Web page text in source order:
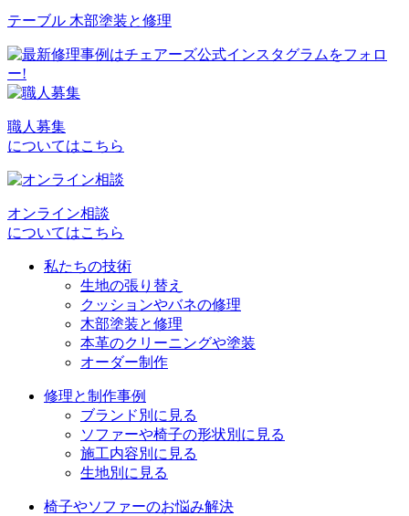
テーブル 木部塗装と修理
職人募集
についてはこちら
オンライン相談
についてはこちら
私たちの技術
生地の張り替え
クッションやバネの修理
木部塗装と修理
本革のクリーニングや塗装
オーダー制作
修理と制作事例
ブランド別に見る
ソファーや椅子の形状別に見る
施工内容別に見る
生地別に見る
椅子やソファーのお悩み解決